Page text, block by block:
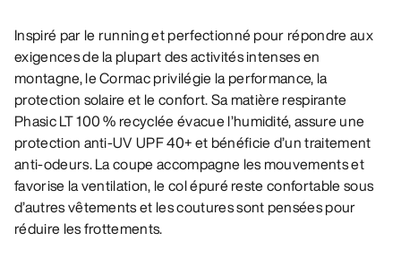
Inspiré par le running et perfectionné pour répondre aux
exigences de la plupart des activités intenses en
montagne, le Cormac privilégie la performance, la
protection solaire et le confort. Sa matière respirante
Phasic LT 100 % recyclée évacue l’humidité, assure une
protection anti-UV UPF 40+ et bénéficie d’un traitement
anti-odeurs. La coupe accompagne les mouvements et
favorise la ventilation, le col épuré reste confortable sous
d’autres vêtements et les coutures sont pensées pour
réduire les frottements.